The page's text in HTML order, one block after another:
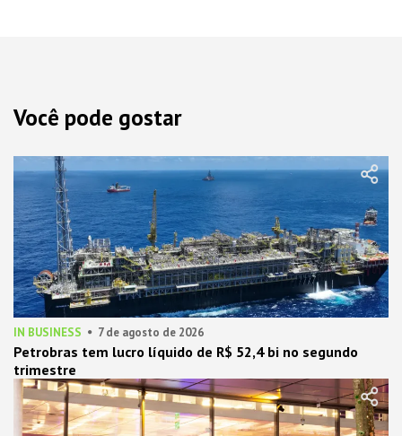
Você pode gostar
IN BUSINESS 7 de agosto de 2026
Petrobras tem lucro líquido de R$ 52,4 bi no segundo
trimestre